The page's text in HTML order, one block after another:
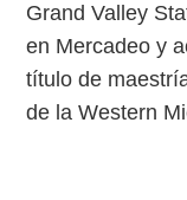
Grand Valley
en Mercadeo y
título de
de la Western